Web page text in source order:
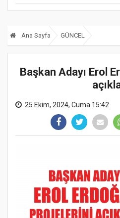
Ana Sayfa GÜNCEL
Başkan Adayı Erol
25 Ekim, 2024, Cuma 15:42